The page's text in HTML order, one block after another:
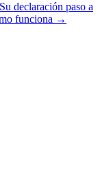
Su declaración paso a
funciona →